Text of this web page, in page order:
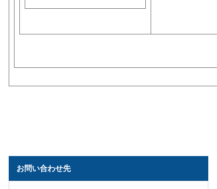
お問い合わせ先